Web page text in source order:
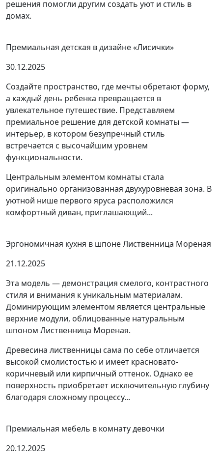
решения помогли другим создать уют и стиль в
домах.
Премиальная детская в дизайне «Лисички»
30.12.2025
Создайте пространство, где мечты обретают форму,
а каждый день ребенка превращается в
увлекательное путешествие. Представляем
премиальное решение для детской комнаты —
интерьер, в котором безупречный стиль
встречается с высочайшим уровнем
функциональности.
Центральным элементом комнаты стала
оригинально организованная двухуровневая зона. В
уютной нише первого яруса расположился
комфортный диван, приглашающий...
Эргономичная кухня в шпоне Лиственница Мореная
21.12.2025
Эта модель — демонстрация смелого, контрастного
стиля и внимания к уникальным материалам.
Доминирующим элементом является центральные
верхние модули, облицованные натуральным
шпоном Лиственница Мореная.
Древесина лиственницы сама по себе отличается
высокой смолистостью и имеет красновато-
коричневый или кирпичный оттенок. Однако ее
поверхность приобретает исключительную глубину
благодаря сложному процессу...
Премиальная мебель в комнату девочки
20.12.2025